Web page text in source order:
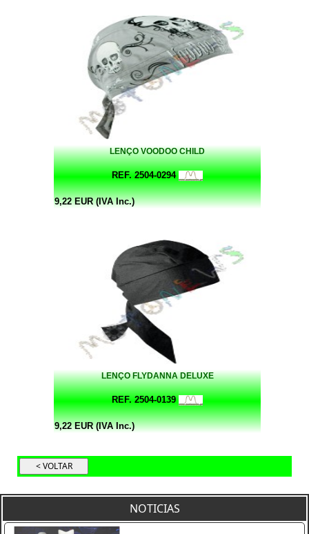
LENÇO VOODOO CHILD
REF. 2504-0294
9,22 EUR (IVA Inc.)
LENÇO FLYDANNA DELUXE
REF. 2504-0139
9,22 EUR (IVA Inc.)
NOTICIAS